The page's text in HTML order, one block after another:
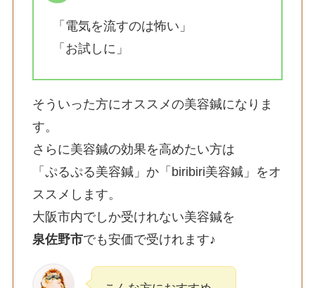
「電気を流すのは怖い」
「お試しに」
そういった方にオススメの美容鍼になりま
す。
さらに美容鍼の効果を高めたい方は
「ぷるぷる美容鍼」か「biribiri美容鍼」をオ
ススメします。
大阪市内でしか受けれない美容鍼を
泉佐野市でも安価で受けれます♪